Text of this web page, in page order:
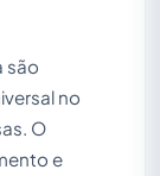
são
no
O
e